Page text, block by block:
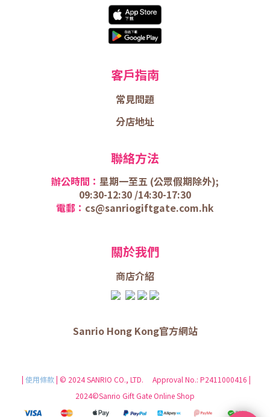
客戶指南
常見問題
分店地址
聯絡方法
辦公時間： 星期一至五 (公眾假期除外);
09:30-12:30 /14:30-17:30
電郵： cs@sanriogiftgate.com.hk
關於我們
商店介紹
Sanrio Hong Kong官方網站
| 使用條款| © 2024 SANRIO CO., LTD. Approval No.: P2411000416 |
2024©Sanrio Gift Gate Online Shop